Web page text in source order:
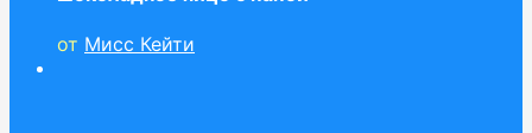
от Мисс Кейти